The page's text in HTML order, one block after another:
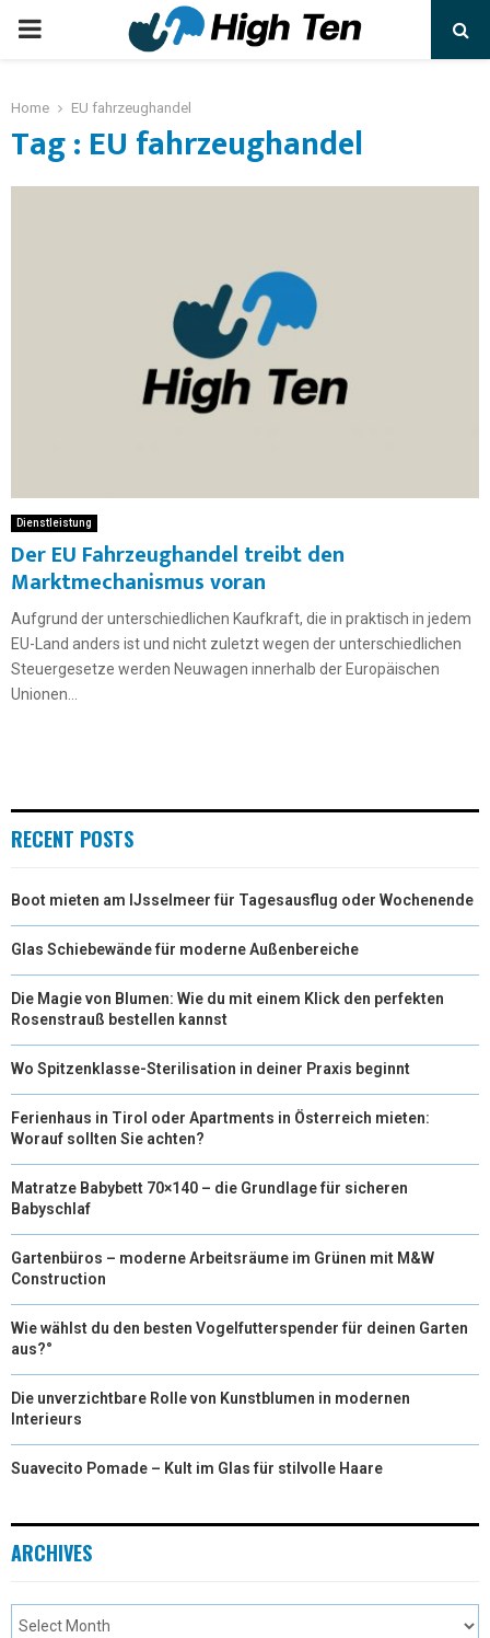
Home EU fahrzeughandel
Tag : EU fahrzeughandel
Dienstleistung
Der EU Fahrzeughandel treibt den
Marktmechanismus voran
Aufgrund der unterschiedlichen Kaufkraft, die in praktisch in jedem
EU-Land anders ist und nicht zuletzt wegen der unterschiedlichen
Steuergesetze werden Neuwagen innerhalb der Europäischen
Unionen...
RECENT POSTS
Boot mieten am IJsselmeer für Tagesausflug oder Wochenende
Glas Schiebewände für moderne Außenbereiche
Die Magie von Blumen: Wie du mit einem Klick den perfekten
Rosenstrauß bestellen kannst
Wo Spitzenklasse-Sterilisation in deiner Praxis beginnt
Ferienhaus in Tirol oder Apartments in Österreich mieten:
Worauf sollten Sie achten?
Matratze Babybett 70×140 – die Grundlage für sicheren
Babyschlaf
Gartenbüros – moderne Arbeitsräume im Grünen mit M&W
Construction
Wie wählst du den besten Vogelfutterspender für deinen Garten
aus?°
Die unverzichtbare Rolle von Kunstblumen in modernen
Interieurs
Suavecito Pomade – Kult im Glas für stilvolle Haare
ARCHIVES